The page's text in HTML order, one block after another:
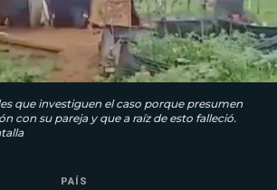
que investiguen el caso porque presumen
con su pareja y que a raíz de esto falleció.
PAÍS